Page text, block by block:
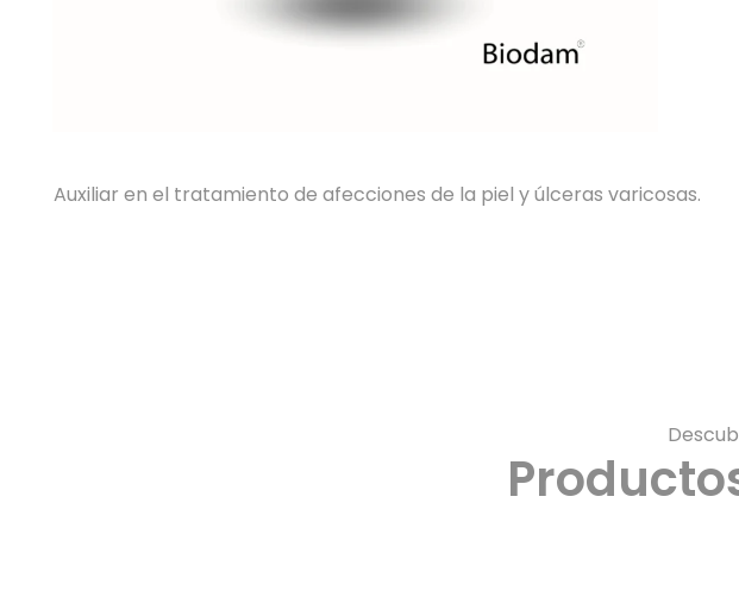
Auxiliar en el tratamiento de afecciones de la piel y úlceras varicosas.